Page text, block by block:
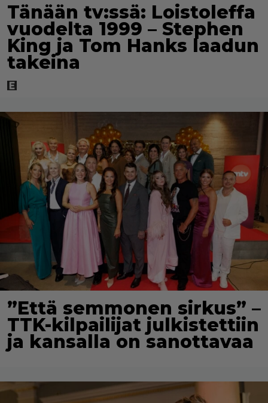
Tänään tv:ssä: Loistoleffa
vuodelta 1999 – Stephen
King ja Tom Hanks laadun
takeina
”Että semmonen sirkus” –
TTK-kilpailijat julkistettiin
ja kansalla on sanottavaa